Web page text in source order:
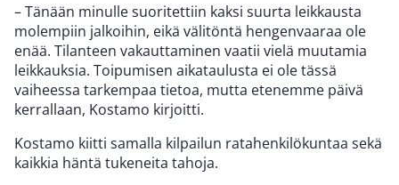
– Tänään minulle suoritettiin kaksi suurta leikkausta
molempiin jalkoihin, eikä välitöntä hengenvaaraa ole
enää. Tilanteen vakauttaminen vaatii vielä muutamia
leikkauksia. Toipumisen aikataulusta ei ole tässä
vaiheessa tarkempaa tietoa, mutta etenemme päivä
kerrallaan, Kostamo kirjoitti.
Kostamo kiitti samalla kilpailun ratahenkilökuntaa sekä
kaikkia häntä tukeneita tahoja.